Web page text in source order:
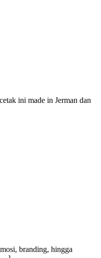
ini made in Jerman dan
branding, hingga